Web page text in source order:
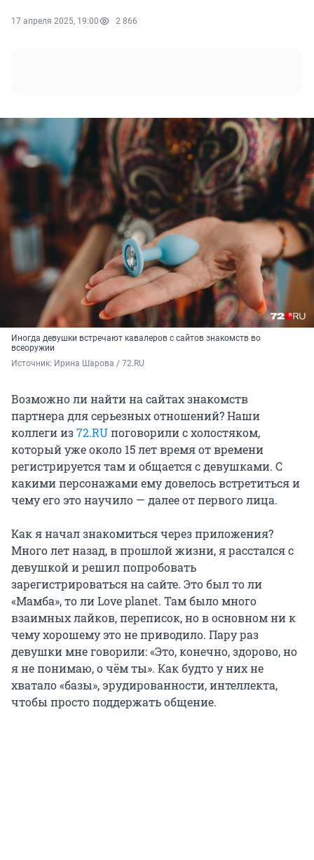
17 апреля 2025, 19:00 2 866
Иногда девушки встречают кавалеров с сайтов знакомств во
всеоружии
Источник: Ирина Шарова / 72.RU
Возможно ли найти на сайтах знакомств
партнера для серьезных отношений? Наши
коллеги из72.RUпоговорили с холостяком,
который уже около 15 летвремя от времени
регистрируется там и общается с девушками. С
какими персонажами ему довелось встретиться и
чему его это научило — далее от первого лица.
Как я начал знакомиться через приложения?
Много лет назад, в прошлой жизни, я расстался с
девушкой и решил попробовать
зарегистрироваться на сайте. Это был то ли
«Мамба», то ли Love planet. Там было много
взаимных лайков, переписок, но в основном ни к
чему хорошему это не приводило. Пару раз
девушки мне говорили: «Это, конечно, здорово, но
я не понимаю, о чём ты». Как будто у них не
хватало «базы», эрудированности, интеллекта,
чтобы просто поддержать общение.